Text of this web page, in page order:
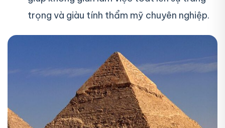
trọng và giàu tính thẩm mỹ chuyên nghiệp.